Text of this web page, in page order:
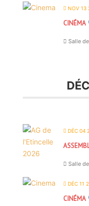
NOV 13
CINÉMA
Salle
DÉC 04
Salle
DÉC 11
CINÉMA